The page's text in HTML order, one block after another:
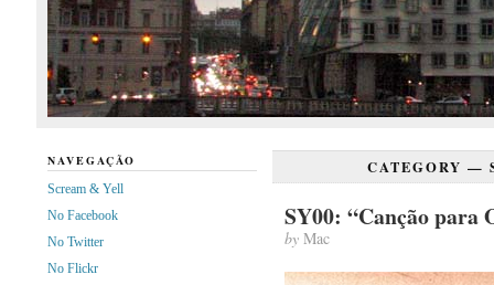
CATEGORY —
SY00: “Canção para
byMac
NAVEGAÇÃO
Scream & Yell
No Facebook
No Twitter
No Flickr